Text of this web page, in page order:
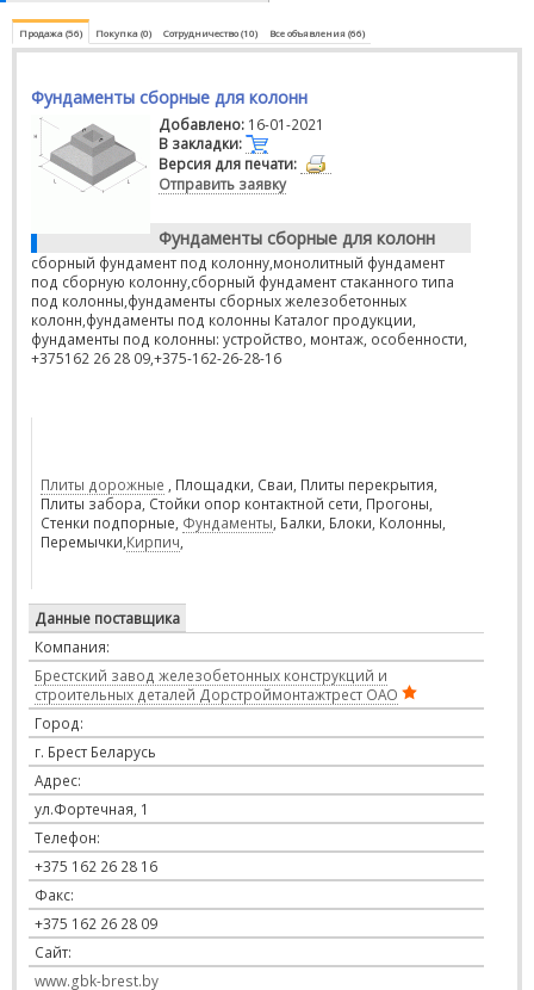
Продажа (56) Покупка (0) Сотрудничество (10) Все объявления (66)
Фундаменты сборные для колонн
Добавлено: 16-01-2021
В закладки:
Версия для печати:
Отправить заявку
Фундаменты сборные для колонн
сборный фундамент под колонну,монолитный фундамент
под сборную колонну,сборный фундамент стаканного типа
под колонны,фундаменты сборных железобетонных
колонн,фундаменты под колонны Каталог продукции,
фундаменты под колонны: устройство, монтаж, особенности,
+375162 26 28 09,+375-162-26-28-16
Плиты дорожные , Площадки, Сваи, Плиты перекрытия,
Плиты забора, Стойки опор контактной сети, Прогоны,
Стенки подпорные, Фундаменты , Балки, Блоки, Колонны,
Перемычки, Кирпич
Данные поставщика
Компания:
Брестский завод железобетонных конструкций и
строительных деталей Дорстроймонтажтрест ОАО
Город:
г. Брест Беларусь
Адрес:
ул.Фортечная, 1
Телефон:
+375 162 26 28 16
Факс:
+375 162 26 28 09
Сайт:
www.gbk-brest.by